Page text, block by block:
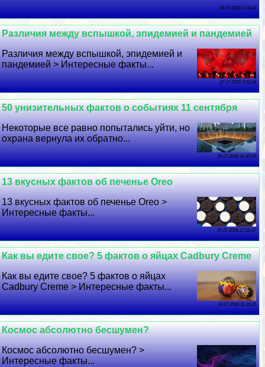
28 07 2026 1:10:34
Различия между вспышкой, эпидемией и пандемией
Различия между вспышкой, эпидемией и
пандемией > Интересные факты...
27 07 2026 5:52:34
50 унизительных фактов о событиях 11 сентября
Некоторые все равно попытались уйти, но
охрана вернула их обратно...
26 07 2026 16:45:29
13 вкусных фактов об печенье Oreo
13 вкусных фактов об печенье Oreo >
Интересные факты...
25 07 2026 17:16:47
Как вы едите свое? 5 фактов о яйцах Cadbury Creme
Как вы едите свое? 5 фактов о яйцах
Cadbury Creme > Интересные факты...
24 07 2026 11:19:35
Космос абсолютно бесшумен?
Космос абсолютно бесшумен? >
Интересные факты...